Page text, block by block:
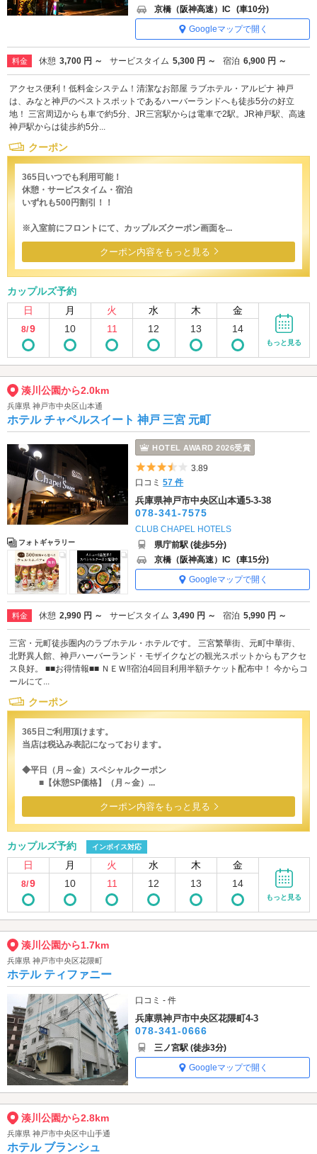
京橋（阪神高速）IC (車10分)
Googleマップで開く
料金 休憩 3,700 円 ～ サービスタイム 5,300 円 ～ 宿泊 6,900 円 ～
アクセス便利！低料金システム！清潔なお部屋 ラブホテル・アルピナ 神戸
は、みなと神戸のベストスポットであるハーバーランドへも徒歩5分の好立
地！ 三宮周辺からも車で約5分、JR三宮駅からは電車で2駅。JR神戸駅、高速
神戸駅からは徒歩約5分...
クーポン
365日いつでも利用可能！
休憩・サービスタイム・宿泊
いずれも500円割引！！
※入室前にフロントにて、カップルズクーポン画面を...
クーポン内容をもっと見る
カップルズ予約
日
月 火 水 木 金
8/9 10 11 12 13 14
もっと見る
湊川公園から2.0km
兵庫県 神戸市中央区山本通
ホテル チャペルスイート 神戸 三宮 元町
フォトギャラリー
HOTEL AWARD 2026受賞
5つ星のうち3.5
3.89
口コミ57 件
兵庫県神戸市中央区山本通5-3-38
078-341-7575
CLUB CHAPEL HOTELS
県庁前駅 (徒歩5分)
京橋（阪神高速）IC (車15分)
Googleマップで開く
料金 休憩 2,990 円 ～ サービスタイム 3,490 円 ～ 宿泊 5,990 円 ～
三宮・元町徒歩圏内のラブホテル・ホテルです。 三宮繁華街、元町中華街、
北野異人館、神戸ハーバーランド・モザイクなどの観光スポットからもアクセ
ス良好。 ■■お得情報■■ ＮＥＷ‼宿泊4回目利用半額チケット配布中！ 今からコ
ールにて...
クーポン
365日ご利用頂けます。
当店は税込み表記になっております。
◆平日（月～金）スペシャルクーポン
■【休憩SP価格】（月～金）...
クーポン内容をもっと見る
カップルズ予約 インボイス対応
日 月 火 水 木 金
8/9 10 11 12 13 14
もっと見る
湊川公園から1.7km
兵庫県 神戸市中央区花隈町
ホテル ティファニー
口コミ - 件
兵庫県神戸市中央区花隈町4-3
078-341-0666
三ノ宮駅 (徒歩3分)
Googleマップで開く
湊川公園から2.8km
兵庫県 神戸市中央区中山手通
ホテル ブランシュ